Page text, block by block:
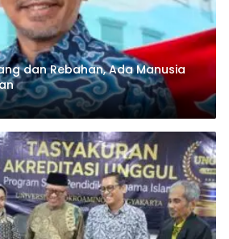
dan Rebahan, Ada Manusia